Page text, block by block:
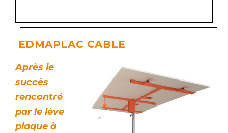
EDMAPLAC CABLE
Après le
succès
rencontré
par le lève
plaque à